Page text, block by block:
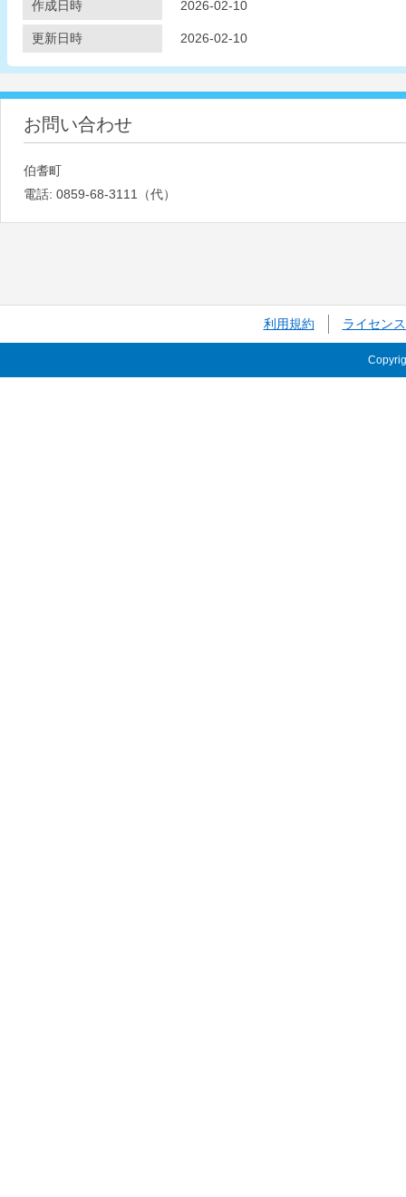
作成日時 2026-02-10
更新日時 2026-02-10
お問い合わせ
伯耆町
電話: 0859-68-3111（代）
利用規約 ライセン